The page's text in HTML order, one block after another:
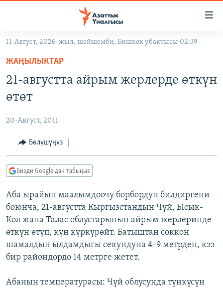
Навигацияга
өтүңүз
салыңызКЫРГЫЗСТАН
ЭКОНОМИКА
МАДАНИЯТ
БОРБОР АЗИЯ
АТАЙЫН ИЛИКТӨӨ
ТВ ПРОГРАММАЛАР
ЭКСПЕРТТЕР ТАЛДАЙТ
БИЗ ЖАНА ДҮЙНӨ
ЭЖЕ-СИҢДИЛЕР
АЗАТТЫК+
ӨЗГӨЧӨ ПИКИР
Русский
ОНЛАЙН ШЕРИНЕ
11-Август, 2026-жыл, шейшемби, Бишкек убактысы 02:39
ЖАҢЫЛЫКТАР
21-августта айрым жерлерде өткүн
өтөт
20-Август, 2011
Бөлүшүңүз
Бизди Google'дан табыңыз
Аба ырайын маалымдоочу борбордун билдиргени
боюнча, 21-августта Кыргызстандын Чүй, Ысык-
Көл жана Талас облустарынын айрым жерлеринде
өткүн өтүп, күн күркүрөйт. Батыштан соккон
шамалдын ылдамдыгы секундуна 4-9 метрден, кээ
бир райондордо 14 метрге жетет.
Абанын температурасы: Чүй облусунда түнкүсүн